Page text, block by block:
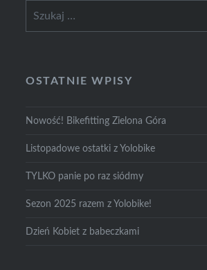
OSTATNIE WPISY
Nowość! Bikefitting Zielona Góra
Listopadowe ostatki z Yolobike
TYLKO panie po raz siódmy
Sezon 2025 razem z Yolobike!
Dzień Kobiet z babeczkami